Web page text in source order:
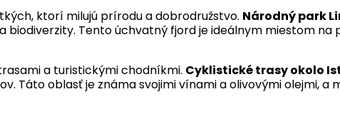
ktorí milujú prírodu a dobrodružstvo. Národný park
biodiverzity. Tento úchvatný fjord je ideálnym miestom
a turistickými chodníkmi. Cyklistické trasy okolo
Táto oblasť je známa svojimi vínami a olivovými olejmi,